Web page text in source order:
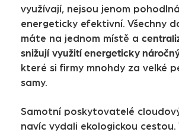
využívají, nejsou jenom
energeticky efektivní. Všechny
máte na jednom místě a
snižují využití energeticky
které si firmy mnohdy za velké
samy.
Samotní poskytovatelé
navíc vydali ekologickou cestou.